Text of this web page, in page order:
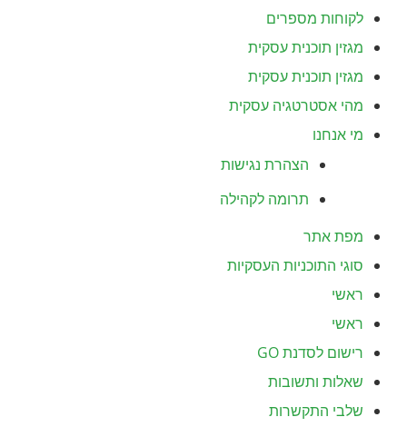
לקוחות מספרים
מגזין תוכנית עסקית
מגזין תוכנית עסקית
מהי אסטרטגיה עסקית
מי אנחנו
הצהרת נגישות
תרומה לקהילה
מפת אתר
סוגי התוכניות העסקיות
ראשי
ראשי
רישום לסדנת GO
שאלות ותשובות
שלבי התקשרות